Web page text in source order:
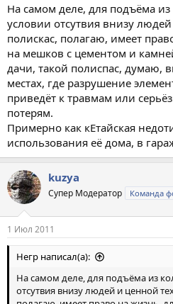
На самом деле, для подъёма
условии отсутвия внизу
полискас, полагаю, имеет
на мешков с цементом и
дачи, такой полиспас, думаю,
местах, где разрушение
приведёт к травмам или
потерям.
Примерно как кЕтайская
использования её дома, в
kuzya
Супер Модератор Команда
1 Июл 2011
Негр написал(а):
На самом деле, для подъёма из
отсутвия внизу людей и ценной